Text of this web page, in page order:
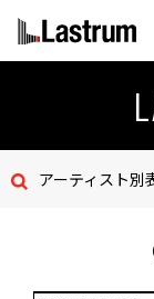
アーティスト別